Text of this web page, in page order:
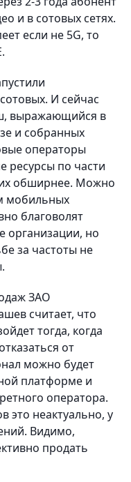
и в сотовых сетях.
если не 5G, то
И сейчас
выражающийся в
и собранных
операторы
ресурсы по части
обширнее. Можно
мобильных
благоволят
организации, но
за частоты не
ЗАО
считает, что
тогда, когда
от
можно будет
платформе и
оператора.
это неактуально, у
Видимо,
продать